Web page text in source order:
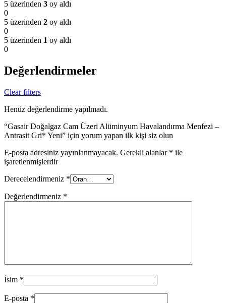
5 üzerinden 3 oy aldı
0
5 üzerinden 2 oy aldı
0
5 üzerinden 1 oy aldı
0
Değerlendirmeler
Clear filters
Henüz değerlendirme yapılmadı.
“Gasair Doğalgaz Cam Üzeri Alüminyum Havalandırma Menfezi –
Antrasit Gri* Yeni” için yorum yapan ilk kişi siz olun
E-posta adresiniz yayınlanmayacak. Gerekli alanlar * ile
işaretlenmişlerdir
Derecelendirmeniz *
Değerlendirmeniz *
İsim *
E-posta *